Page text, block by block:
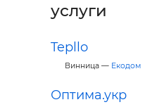
услуги
Tepllo
Винница — Екодом
Оптима.укр